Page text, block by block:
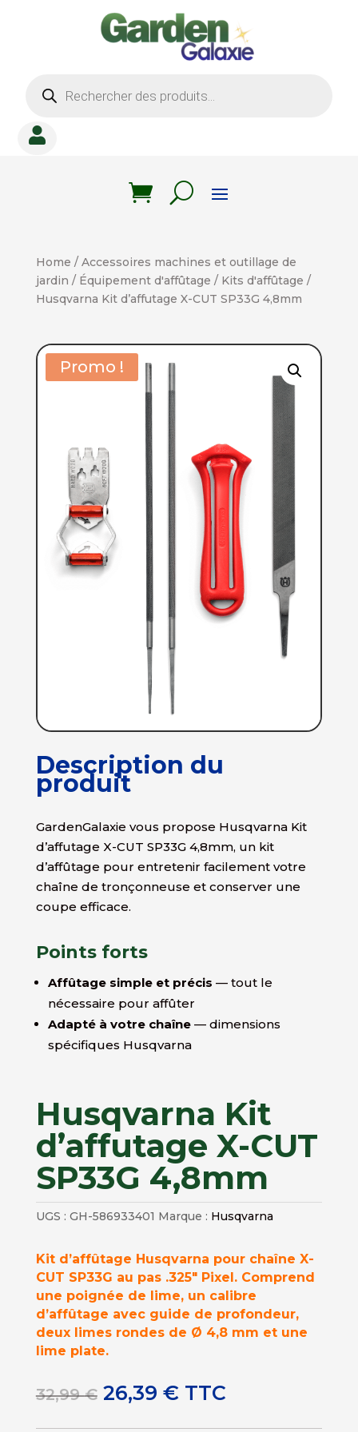
produits

Home / Accessoires machines et outillage de
jardin / Équipement d'affûtage / Kits d'affûtage /
Husqvarna Kit d’affutage X-CUT SP33G 4,8mm
Promo !
Description du
produit
GardenGalaxie vous propose Husqvarna Kit
d’affutage X-CUT SP33G 4,8mm, un kit
d’affûtage pour entretenir facilement votre
chaîne de tronçonneuse et conserver une
coupe efficace.
Points forts
Affûtage simple et précis — tout le
nécessaire pour affûter
Adapté à votre chaîne— dimensions
spécifiques Husqvarna
Husqvarna Kit
d’affutage X-CUT
SP33G 4,8mm
UGS : GH-586933401 Marque : Husqvarna
Kit d’affûtage Husqvarna pour chaîne X-
CUT SP33G au pas .325″ Pixel. Comprend
une poignée de lime, un calibre
d’affûtage avec guide de profondeur,
deux limes rondes de Ø 4,8 mm et une
lime plate.
32,99€ Le
prix
26,39 €Le
TTC